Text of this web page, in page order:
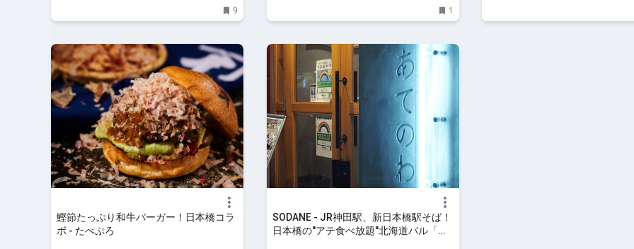
9 1
鰹節たっぷり和牛バーガー！日本橋コラ
ボ - たべぷろ
SODANE - JR神田駅、新日本橋駅そば！
日本橋の"アテ食べ放題"北海道バル「あ